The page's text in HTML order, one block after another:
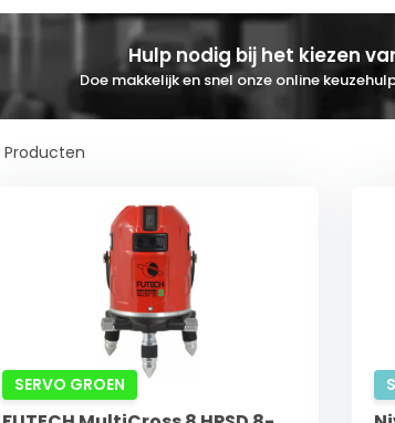
Hulp nodig bij het kiezen
Doe makkelijk en snel onze online
Producten
SERVO GROEN